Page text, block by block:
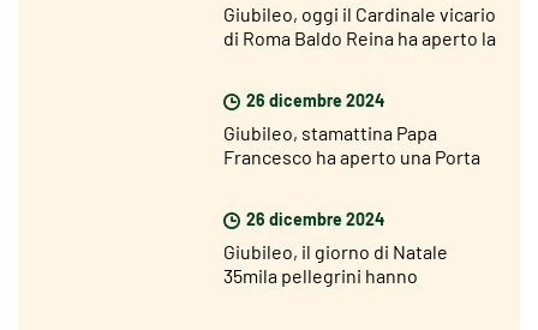
Giubileo, oggi il Cardinale vicario
di Roma Baldo Reina ha aperto la
26 dicembre 2024
Giubileo, stamattina Papa
Francesco ha aperto una Porta
26 dicembre 2024
Giubileo, il giorno di Natale
35mila pellegrini hanno